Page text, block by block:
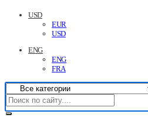
USD
EUR
USD
ENG
ENG
FRA